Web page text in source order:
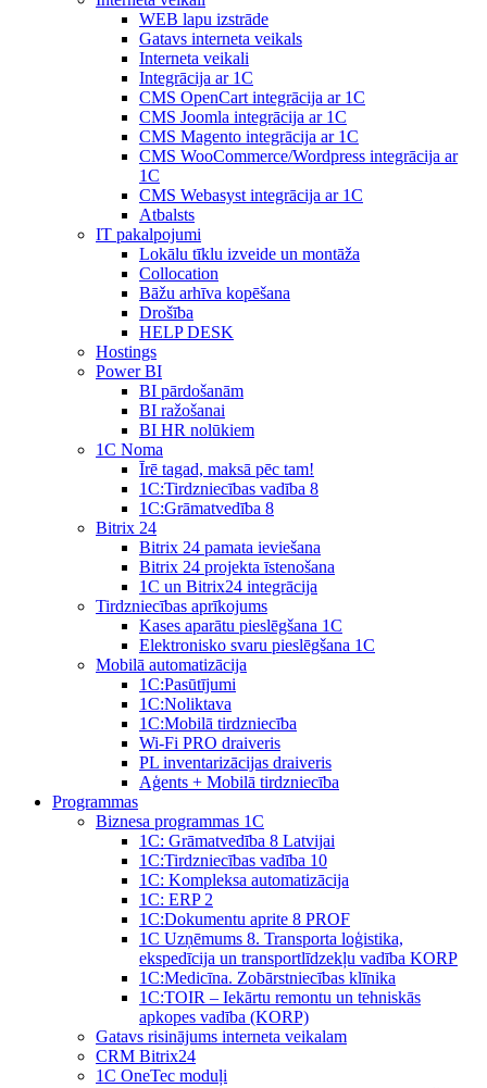
WEB lapu izstrāde
Gatavs interneta veikals
Interneta veikali
Integrācija ar 1C
CMS OpenCart integrācija ar 1C
CMS Joomla integrācija ar 1C
CMS Magento integrācija ar 1C
CMS WooCommerce/Wordpress integrācija ar
1C
CMS Webasyst integrācija ar 1C
Atbalsts
IT pakalpojumi
Lokālu tīklu izveide un montāža
Collocation
Bāžu arhīva kopēšana
Drošība
HELP DESK
Hostings
Power BI
BI pārdošanām
BI ražošanai
BI HR nolūkiem
1C Noma
Īrē tagad, maksā pēc tam!
1С:Tirdzniecības vadība 8
1С:Grāmatvedība 8
Bitrix 24
Bitrix 24 pamata ieviešana
Bitrix 24 projekta īstenošana
1C un Bitrix24 integrācija
Tirdzniecības aprīkojums
Kases aparātu pieslēgšana 1C
Elektronisko svaru pieslēgšana 1C
Mobilā automatizācija
1С:Pasūtījumi
1С:Noliktava
1С:Mobilā tirdzniecība
Wi-Fi PRO draiveris
PL inventarizācijas draiveris
Aģents + Mobilā tirdzniecība
Programmas
Biznesa programmas 1C
1C: Grāmatvedība 8 Latvijai
1C:Tirdzniecības vadība 10
1С: Kompleksa automatizācija
1C: ERP 2
1С:Dokumentu aprite 8 PROF
1C Uzņēmums 8. Transporta loģistika,
ekspedīcija un transportlīdzekļu vadība KORP
1C:Medicīna. Zobārstniecības klīnika
1C:TOIR – Iekārtu remontu un tehniskās
apkopes vadība (KORP)
Gatavs risinājums interneta veikalam
CRM Bitrix24
1С OneTec moduļi